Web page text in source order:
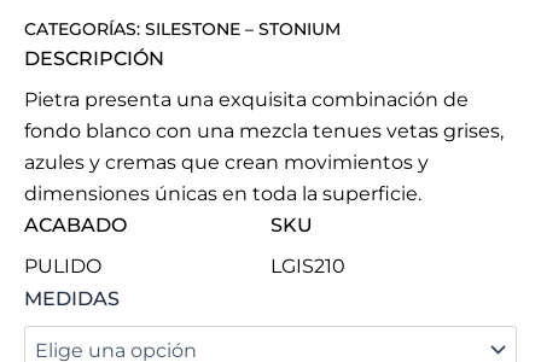
CATEGORÍAS: SILESTONE – STONIUM
DESCRIPCIÓN
Pietra presenta una exquisita combinación de
fondo blanco con una mezcla tenues vetas grises,
azules y cremas que crean movimientos y
dimensiones únicas en toda la superficie.
ACABADO
PULIDO
SKU
LGIS210
MEDIDAS
PIETRA